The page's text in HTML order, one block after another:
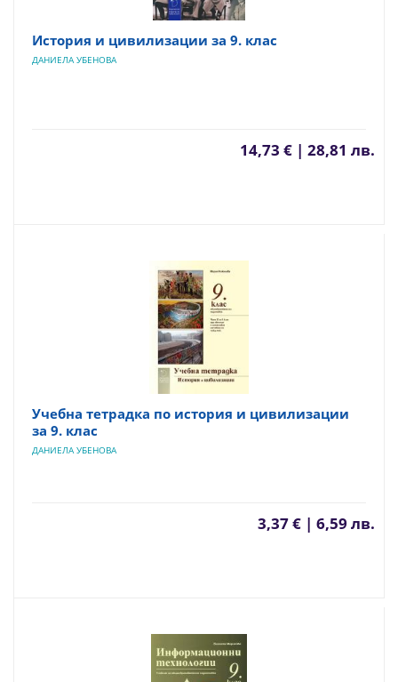
История и цивилизации за 9. клас
ДАНИЕЛА УБЕНОВА
14,73 € | 28,81 лв.
Учебна тетрадка по история и цивилизации
за 9. клас
ДАНИЕЛА УБЕНОВА
3,37 € | 6,59 лв.